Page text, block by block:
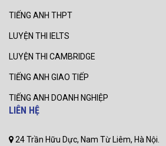
TIẾNG ANH THPT
LUYỆN THI IELTS
LUYỆN THI CAMBRIDGE
TIẾNG ANH GIAO TIẾP
TIẾNG ANH DOANH NGHIỆP
LIÊN HỆ
24 Trần Hữu Dực, Nam Từ Liêm, Hà Nội.